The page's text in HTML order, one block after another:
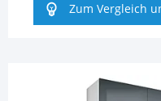
Zum Vergleich